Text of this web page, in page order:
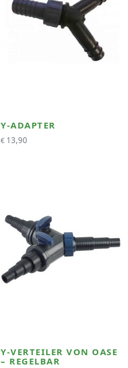
Y-ADAPTER
€ 13,90
Y-VERTEILER VON OASE
– REGELBAR